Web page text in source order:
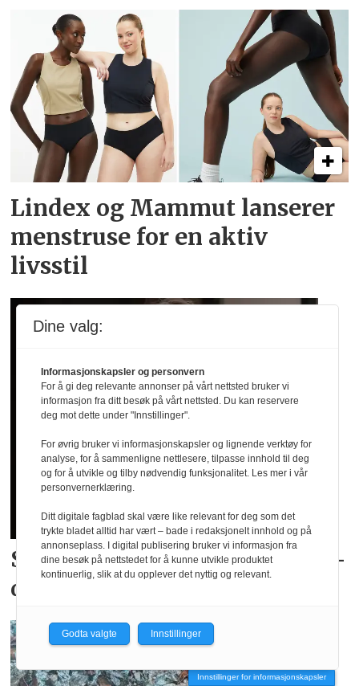
Lindex og Mammut lanserer
menstruse for en aktiv
livsstil
Skyhøy interesse forlandslags­
drakter
Innstillinger for informasjonskapsler
Dine valg:
Informasjonskapsler og personvern
For å gi deg relevante annonser på vårt nettsted bruker vi
informasjon fra ditt besøk på vårt nettsted. Du kan reservere
deg mot dette under "Innstillinger".
For øvrig bruker vi informasjonskapsler og lignende verktøy for
analyse, for å sammenligne nettlesere, tilpasse innhold til deg
og for å utvikle og tilby nødvendig funksjonalitet. Les mer i vår
personvernerklæring.
Ditt digitale fagblad skal være like relevant for deg som det
trykte bladet alltid har vært – bade i redaksjonelt innhold og på
annonseplass. I digital publisering bruker vi informasjon fra
dine besøk på nettstedet for å kunne utvikle produktet
kontinuerlig, slik at du opplever det nyttig og relevant.
Godta valgte Innstillinger